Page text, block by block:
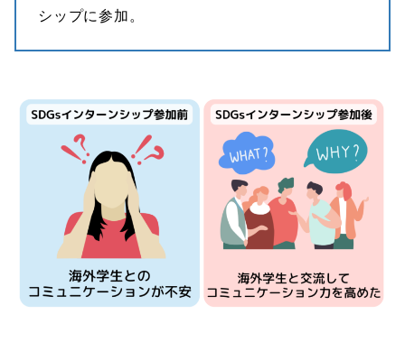
シップに参加。